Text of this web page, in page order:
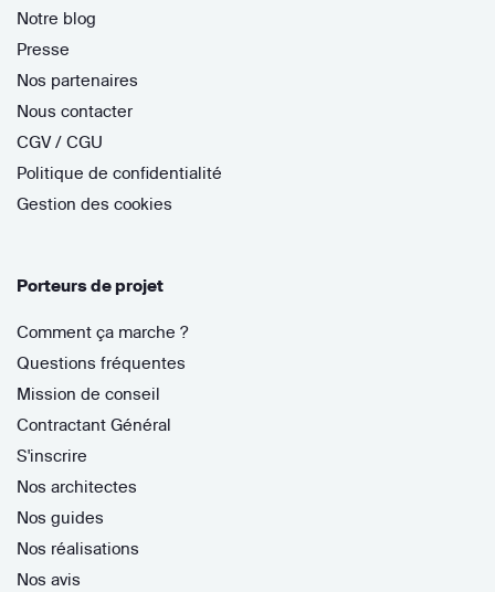
Notre blog
Presse
Nos partenaires
Nous contacter
CGV / CGU
Politique de confidentialité
Gestion des cookies
Porteurs de projet
Comment ça marche ?
Questions fréquentes
Mission de conseil
Contractant Général
S'inscrire
Nos architectes
Nos guides
Nos réalisations
Nos avis